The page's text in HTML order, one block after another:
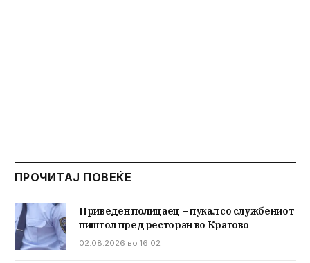
ПРОЧИТАЈ ПОВЕЌЕ
Приведен полицаец – пукал со службениот
пиштол пред ресторан во Кратово
02.08.2026 во 16:02